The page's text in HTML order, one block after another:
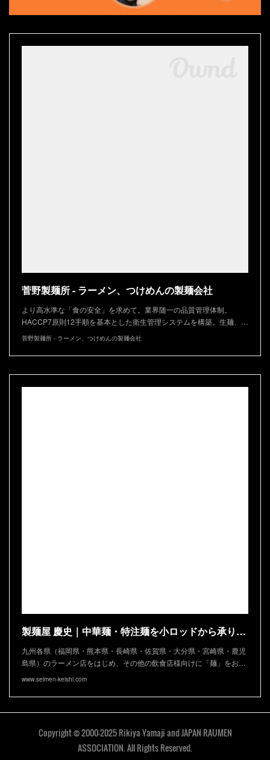
菅野製麺所 - ラーメン、つけめんの製麺会社
より高水準な「食の安全」を求めて。業界随一の品質管理体制。
HACCP7原則12手順を基本とした衛生管理システムを構築。生麺、…
菅野製麺所 - ラーメン、つけめんの製麺会社
製麺屋 慶史｜中華麺・特注麺を小ロッドから承ります
九州各県（福岡県・熊本県・長崎県・佐賀県・大分県・宮崎県・鹿児
島県）のラーメン店をはじめ、その他の飲食店様向けに「麺」をお…
www.seimen-keishi.com
Copyright © 2000-2025 Rikiya Yamaji and JAPAN RAUMEN
ASSOCIATION. All Rights Reserved.